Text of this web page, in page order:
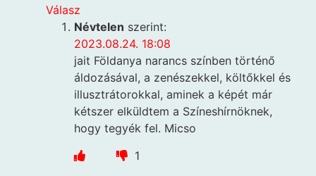
Válasz
Névtelen szerint:
2023.08.24. 18:08
jait Földanya narancs színben történő
áldozásával, a zenészekkel, költőkkel és
illusztrátorokkal, aminek a képét már
kétszer elküldtem a Színeshírnöknek,
hogy tegyék fel. Micso
1